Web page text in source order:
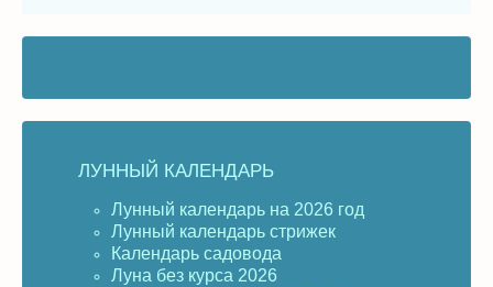
ЛУННЫЙ КАЛЕНДАРЬ
Лунный календарь на 2026 год
Лунный календарь стрижек
Календарь садовода
Луна без курса 2026